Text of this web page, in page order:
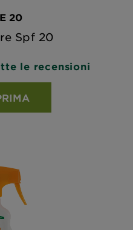
20
Spf 20
le recensioni